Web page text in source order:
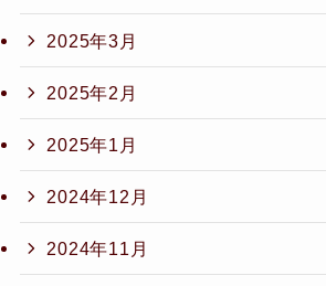
2025年3月
2025年2月
2025年1月
2024年12月
2024年11月